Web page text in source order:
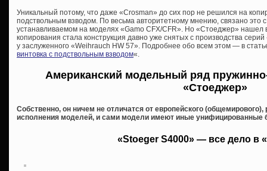
Уникальный потому, что даже «Crosman» до сих пор не решился на
подствольным взводом. По весьма авторитетному мнению, связано
устанавливаемом на моделях «Gamo CFX/CFR». Но «Стоеджер»
копирования стала конструкция давно уже снятых с производства
у заслуженного «Weihrauch HW 57». Подробнее обо всем этом — в
винтовка с подствольным взводом«.
Американский модельный ряд
«Стоеджер»
Собственно, он ничем не отличатся от европейского
исполнения моделей, и сами модели имеют иные унифицированные
«Stoeger S4000» — все дело в